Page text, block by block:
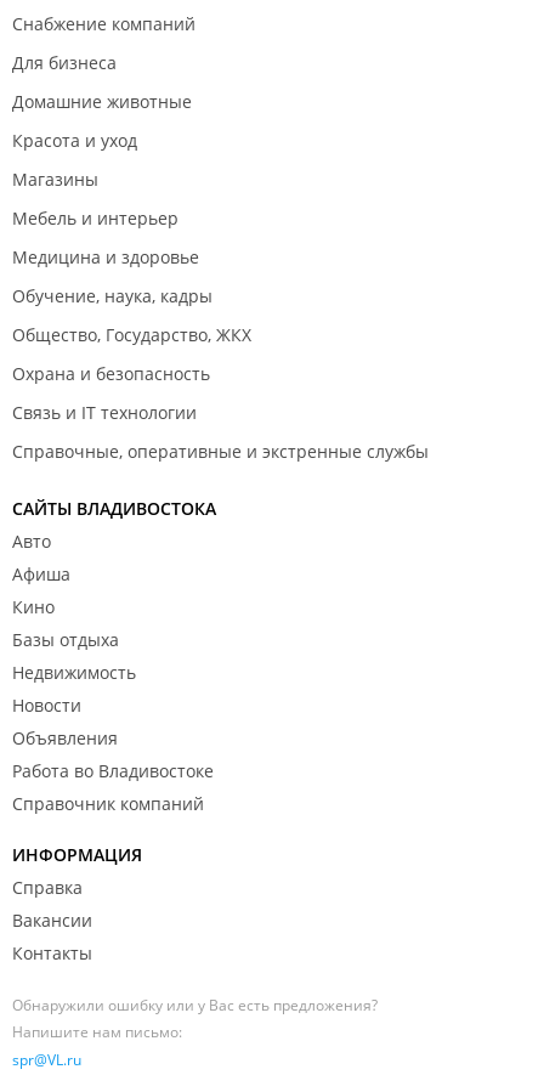
Снабжение компаний
Для бизнеса
Домашние животные
Красота и уход
Магазины
Мебель и интерьер
Медицина и здоровье
Обучение, наука, кадры
Общество, Государство, ЖКХ
Охрана и безопасность
Связь и IT технологии
Справочные, оперативные и экстренные службы
САЙТЫ ВЛАДИВОСТОКА
Авто
Афиша
Кино
Базы отдыха
Недвижимость
Новости
Объявления
Работа во Владивостоке
Справочник компаний
ИНФОРМАЦИЯ
Справка
Вакансии
Контакты
Обнаружили ошибку или у Вас есть предложения?
Напишите нам письмо:
spr@VL.ru